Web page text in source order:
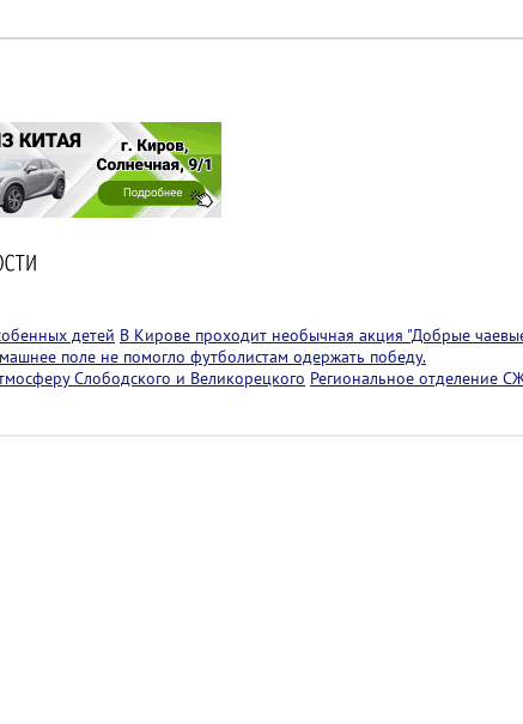
детей В Кирове проходит необычная акция "Добрые
поле не помогло футболистам одержать победу.
Слободского и Великорецкого Региональное отделение